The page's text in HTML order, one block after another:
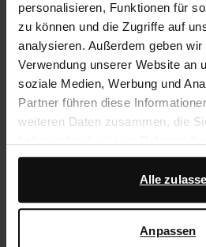
personalisieren, Funktionen für
zu können und die Zugriffe auf
analysieren. Außerdem geben
Verwendung unserer Website an
soziale Medien, Werbung und
Partner führen diese
weiteren Daten zusammen, die
gesammelt haben.
Darüber hinaus arbeiten wir mit
darüber, wie Google Ihre
Alle
Anpassen
Produktbeschreibung
Diese Pflegelotion kann für die
Glattleder, Veloursleder,
verwendet werden. Die Lotion
Gummi-Kupfer-Bürste
Schwämmchen für leichtes
Produktdetails
Lieferung &